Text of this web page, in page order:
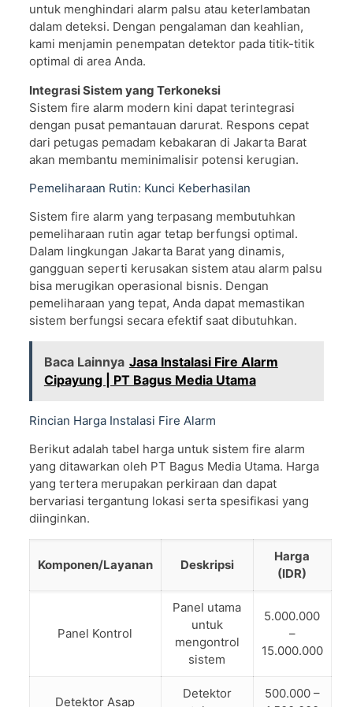
untuk menghindari alarm palsu atau keterlambatan
dalam deteksi. Dengan pengalaman dan keahlian,
kami menjamin penempatan detektor pada titik-titik
optimal di area Anda.
Integrasi Sistem yang Terkoneksi
Sistem fire alarm modern kini dapat terintegrasi
dengan pusat pemantauan darurat. Respons cepat
dari petugas pemadam kebakaran di Jakarta Barat
akan membantu meminimalisir potensi kerugian.
Pemeliharaan Rutin: Kunci Keberhasilan
Sistem fire alarm yang terpasang membutuhkan
pemeliharaan rutin agar tetap berfungsi optimal.
Dalam lingkungan Jakarta Barat yang dinamis,
gangguan seperti kerusakan sistem atau alarm palsu
bisa merugikan operasional bisnis. Dengan
pemeliharaan yang tepat, Anda dapat memastikan
sistem berfungsi secara efektif saat dibutuhkan.
Baca Lainnya Jasa Instalasi Fire Alarm
Cipayung | PT Bagus Media Utama
Rincian Harga Instalasi Fire Alarm
Berikut adalah tabel harga untuk sistem fire alarm
yang ditawarkan oleh PT Bagus Media Utama. Harga
yang tertera merupakan perkiraan dan dapat
bervariasi tergantung lokasi serta spesifikasi yang
diinginkan.
Komponen/Layanan Deskripsi
Harga
(IDR)
Panel Kontrol
Panel utama
untuk
mengontrol
sistem
5.000.000
–
15.000.000
Detektor Asap
Detektor
500.000 –